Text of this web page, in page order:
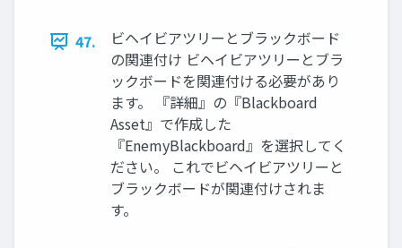
47.
ビヘイビアツリーとブラックボード
の関連付け ビヘイビアツリーとブラ
ックボードを関連付ける必要があり
ます。 『詳細』の『Blackboard
Asset』で作成した
『EnemyBlackboard』を選択してく
ださい。 これでビヘイビアツリーと
ブラックボードが関連付けされま
す。